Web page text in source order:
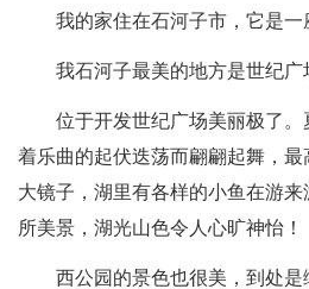
我的家住在石河子市，它是一座
我石河子最美的地方是世纪广
位于开发世纪广场美丽极了。
着乐曲的起伏迭荡而翩翩起舞，
大镜子，湖里有各样的小鱼在游
所美景，湖光山色令人心旷神怡！
西公园的景色也很美，到处是